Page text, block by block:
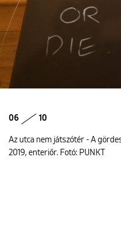
06 10
Az utca nem játszótér - A
2019, enteriőr. Fotó: PUNKT